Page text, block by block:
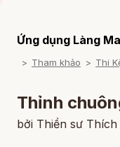
Ứng dụng Làng
Tham khảo Thi
Thỉnh
bởi Thiền sư